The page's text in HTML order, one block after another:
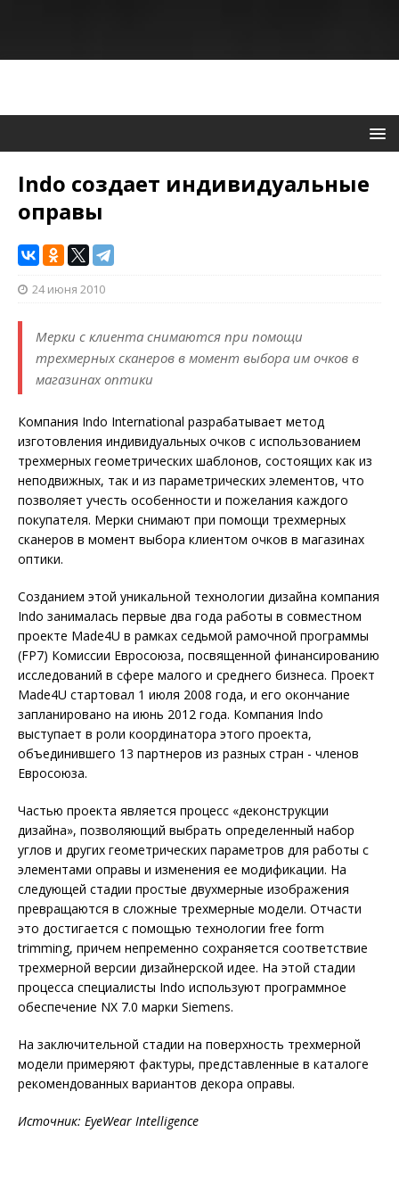
Indo создает индивидуальные
оправы
24 июня 2010
Мерки с клиента снимаются при помощи
трехмерных сканеров в момент выбора им очков в
магазинах оптики
Компания Indo International разрабатывает метод
изготовления индивидуальных очков с использованием
трехмерных геометрических шаблонов, состоящих как из
неподвижных, так и из параметрических элементов, что
позволяет учесть особенности и пожелания каждого
покупателя. Мерки снимают при помощи трехмерных
сканеров в момент выбора клиентом очков в магазинах
оптики.
Созданием этой уникальной технологии дизайна компания
Indo занималась первые два года работы в совместном
проекте Made4U в рамках седьмой рамочной программы
(FP7) Комиссии Евросоюза, посвященной финансированию
исследований в сфере малого и среднего бизнеса. Проект
Made4U стартовал 1 июля 2008 года, и его окончание
запланировано на июнь 2012 года. Компания Indo
выступает в роли координатора этого проекта,
объединившего 13 партнеров из разных стран - членов
Евросоюза.
Частью проекта является процесс «деконструкции
дизайна», позволяющий выбрать определенный набор
углов и других геометрических параметров для работы с
элементами оправы и изменения ее модификации. На
следующей стадии простые двухмерные изображения
превращаются в сложные трехмерные модели. Отчасти
это достигается с помощью технологии free form
trimming, причем непременно сохраняется соответствие
трехмерной версии дизайнерской идее. На этой стадии
процесса специалисты Indo используют программное
обеспечение NX 7.0 марки Siemens.
На заключительной стадии на поверхность трехмерной
модели примеряют фактуры, представленные в каталоге
рекомендованных вариантов декора оправы.
Источник: EyeWear Intelligence